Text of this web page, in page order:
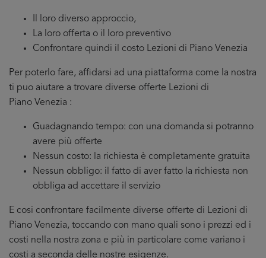
Il loro diverso approccio,
La loro offerta o il loro preventivo
Confrontare quindi il costo Lezioni di Piano Venezia
Per poterlo fare, affidarsi ad una piattaforma come la nostra
ti puo aiutare a trovare diverse offerte Lezioni di
Piano Venezia :
Guadagnando tempo: con una domanda si potranno
avere più offerte
Nessun costo: la richiesta è completamente gratuita
Nessun obbligo: il fatto di aver fatto la richiesta non
obbliga ad accettare il servizio
E cosi confrontare facilmente diverse offerte di Lezioni di
Piano Venezia, toccando con mano quali sono i prezzi ed i
costi nella nostra zona e più in particolare come variano i
costi a seconda delle nostre esigenze.